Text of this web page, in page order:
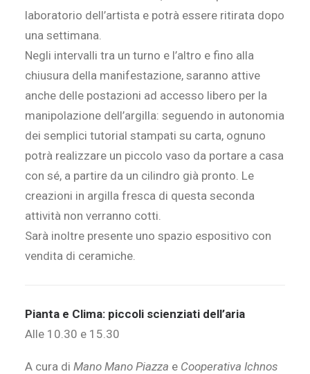
laboratorio dell’artista e potrà essere ritirata dopo
una settimana.
Negli intervalli tra un turno e l’altro e fino alla
chiusura della manifestazione, saranno attive
anche delle postazioni ad accesso libero per la
manipolazione dell’argilla: seguendo in autonomia
dei semplici tutorial stampati su carta, ognuno
potrà realizzare un piccolo vaso da portare a casa
con sé, a partire da un cilindro già pronto. Le
creazioni in argilla fresca di questa seconda
attività non verranno cotti.
Sarà inoltre presente uno spazio espositivo con
vendita di ceramiche.
Pianta e Clima: piccoli scienziati dell’aria
Alle 10.30 e 15.30
A cura di Mano Mano Piazza e Cooperativa Ichnos